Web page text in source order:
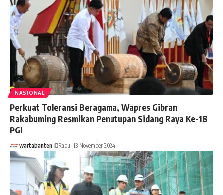
NASIONAL
Perkuat Toleransi Beragama, Wapres Gibran
Rakabuming Resmikan Penutupan Sidang Raya Ke-18
PGI
wartabanten Rabu, 13 November 2024